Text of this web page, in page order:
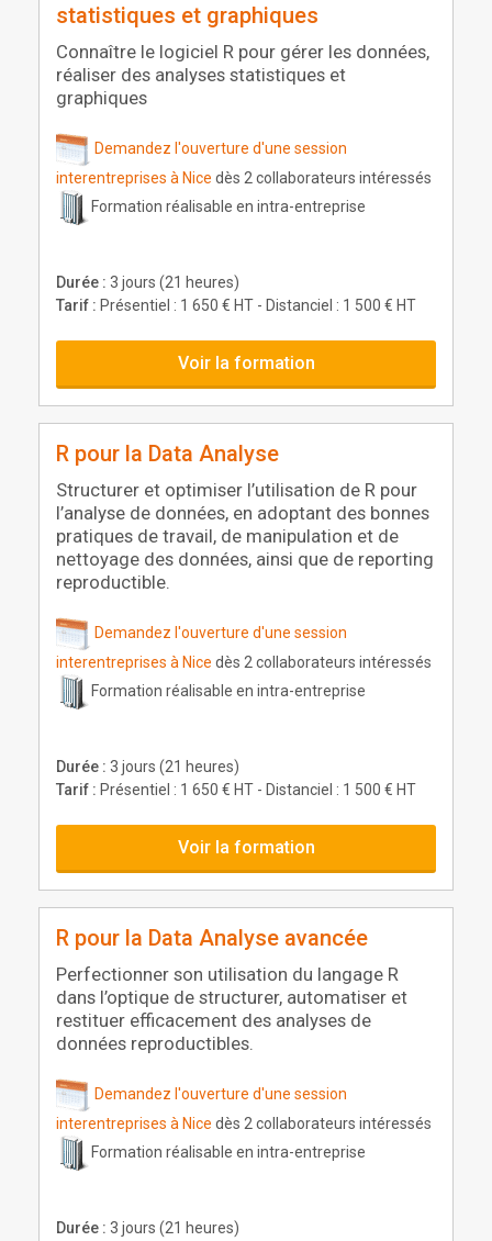
statistiques et graphiques
Connaître le logiciel R pour gérer les données,
réaliser des analyses statistiques et
graphiques
Demandez l'ouverture d'une session
interentreprises à Nice dès 2 collaborateurs intéressés
Formation réalisable en intra-entreprise
Durée : 3 jours (21 heures)
Tarif : Présentiel : 1 650 € HT - Distanciel : 1 500 € HT
Voir la formation
R pour la Data Analyse
Structurer et optimiser l’utilisation de R pour
l’analyse de données, en adoptant des bonnes
pratiques de travail, de manipulation et de
nettoyage des données, ainsi que de reporting
reproductible.
Demandez l'ouverture d'une session
interentreprises à Nice dès 2 collaborateurs intéressés
Formation réalisable en intra-entreprise
Durée : 3 jours (21 heures)
Tarif : Présentiel : 1 650 € HT - Distanciel : 1 500 € HT
Voir la formation
R pour la Data Analyse avancée
Perfectionner son utilisation du langage R
dans l’optique de structurer, automatiser et
restituer efficacement des analyses de
données reproductibles.
Demandez l'ouverture d'une session
interentreprises à Nice dès 2 collaborateurs intéressés
Formation réalisable en intra-entreprise
Durée : 3 jours (21 heures)